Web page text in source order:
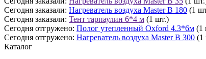
Сегодня заказали: Нагреватель воздуха Master B 180 (1
Сегодня заказали: Тент тарпаулин 6*4 м (1 шт.)
Сегодня отгружено: Полог утепленный Oxford 4.3*6м (1
Сегодня отгружено: Нагреватель воздуха Master B 300 (1
Каталог